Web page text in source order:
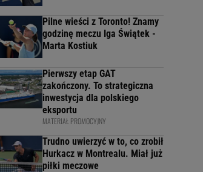
Pilne wieści z Toronto! Znamy
godzinę meczu Iga Świątek -
Marta Kostiuk
Pierwszy etap GAT
zakończony. To strategiczna
inwestycja dla polskiego
eksportu
MATERIAŁ PROMOCYJNY
Trudno uwierzyć w to, co zrobił
Hurkacz w Montrealu. Miał już
piłki meczowe